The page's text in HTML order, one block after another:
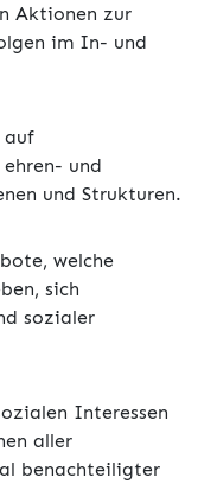
Aktionen zur
im In- und
auf
und
und Strukturen.
welche
sich
sozialer
Interessen
aller
benachteiligter